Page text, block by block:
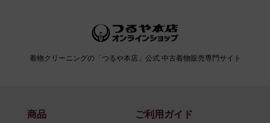
着物クリーニングの「つるや本店」公式 中古着物販売専門サイト
商品 ご利用ガイド